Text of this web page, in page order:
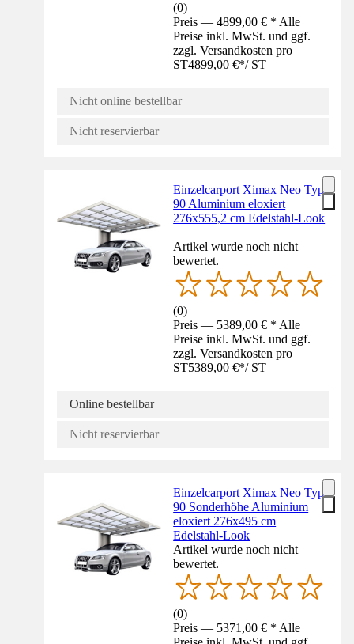
(0)
Preis — 4899,00 € * Alle
Preise inkl. MwSt. und ggf.
zzgl. Versandkosten pro
ST4899,00 €*/ ST
Nicht online bestellbar
Nicht reservierbar
Einzelcarport Ximax Neo Typ
90 Aluminium eloxiert
276x555,2 cm Edelstahl-Look
Artikel wurde noch nicht
bewertet.
(0)
Preis — 5389,00 € * Alle
Preise inkl. MwSt. und ggf.
zzgl. Versandkosten pro
ST5389,00 €*/ ST
Online bestellbar
Nicht reservierbar
Einzelcarport Ximax Neo Typ
90 Sonderhöhe Aluminium
eloxiert 276x495 cm
Edelstahl-Look
Artikel wurde noch nicht
bewertet.
(0)
Preis — 5371,00 € * Alle